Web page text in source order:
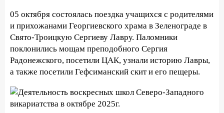
05 октября состоялась поездка учащихся с родителями
и прихожанами Георгиевского храма в Зеленограде в
Свято-Троицкую Сергиеву Лавру. Паломники
поклонились мощам преподобного Сергия
Радонежского, посетили ЦАК, узнали историю Лавры,
а также посетили Гефсиманский скит и его пещеры.